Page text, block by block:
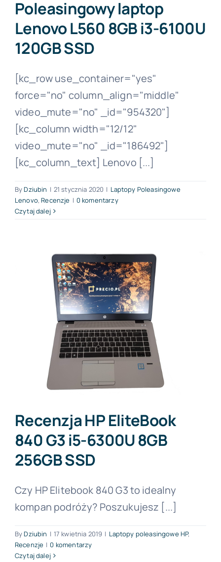
Forum PŚK
Kontakt
BEZPŁATNA KONSULTACJA
Poleasingowy laptop
Lenovo L560 8GB i3-6100U
120GB SSD
[kc_row use_container="yes"
force="no" column_align="middle"
video_mute="no" _id="954320"]
[kc_column width="12/12"
video_mute="no" _id="186492"]
[kc_column_text] Lenovo [...]
ByDziubin | 21 stycznia 2020 | Laptopy Poleasingowe
Lenovo,Recenzje | 0 komentarzy
Czytaj dalej
Recenzja HP EliteBook
840 G3 i5-6300U 8GB
256GB SSD
Czy HP Elitebook 840 G3 to idealny
kompan podróży? Poszukujesz [...]
ByDziubin | 17 kwietnia 2019 | Laptopy poleasingowe HP,
Recenzje | 0 komentarzy
Czytaj dalej